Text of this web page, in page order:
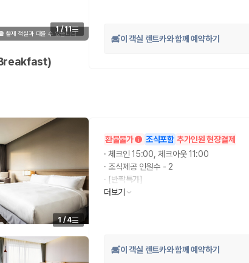
실제 객실과 다를 수 있습니다
1/11
이 객실 렌트카와 함께 예약하기
1/4
환불불가 조식포함 추가인원 현장결제
·체크인 15:00, 체크아웃 11:00
· 조식제공 인원수 - 2
· [반짝특가]
·조식 제공
더보기
이 객실 렌트카와 함께 예약하기